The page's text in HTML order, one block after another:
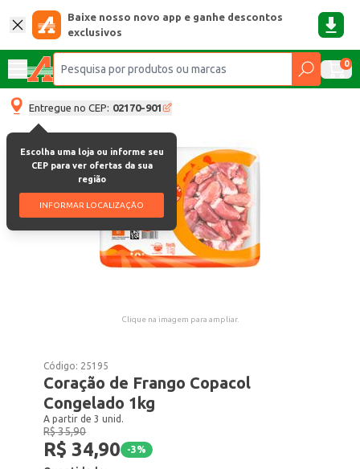
Baixe nosso novo app e ganhe descontos
exclusivos
0
Entregue no CEP: 02170-901
Escolha uma loja ou informe seu
CEP para ver ofertas da sua
região
INFORMAR LOCALIZAÇÃO
Clique na imagem para ampliar.
Código: 25195
Coração de Frango Copacol
Congelado 1kg
A partir de 3 unid.
R$ 35,90
R$ 34,90 -3%